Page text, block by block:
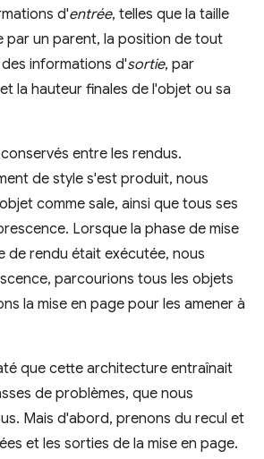
d'entrée, telles que la taille
par un parent, la position de tout
informations d'sortie, par
la hauteur finales de l'objet ou sa
entre les rendus.
de style s'est produit, nous
comme sale, ainsi que tous ses
Lorsque la phase de mise
de rendu était exécutée, nous
parcourions tous les objets
la mise en page pour les amener à
que cette architecture entraînait
de problèmes, que nous
Mais d'abord, prenons du recul et
et les sorties de la mise en page.